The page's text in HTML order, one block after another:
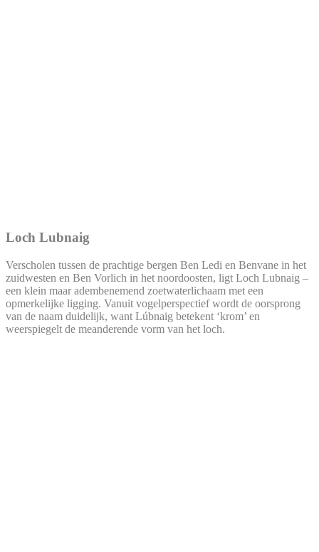
Loch Lubnaig
Verscholen tussen de prachtige bergen Ben Ledi en Benvane in het
zuidwesten en Ben Vorlich in het noordoosten, ligt Loch Lubnaig –
een klein maar adembenemend zoetwaterlichaam met een
opmerkelijke ligging. Vanuit vogelperspectief wordt de oorsprong
van de naam duidelijk, want Lúbnaig betekent ‘krom’ en
weerspiegelt de meanderende vorm van het loch.